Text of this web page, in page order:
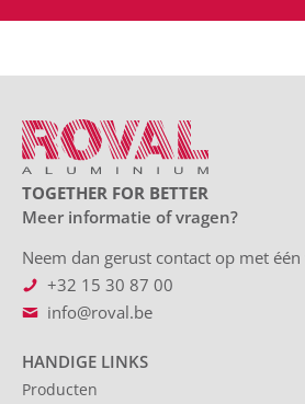
TOGETHER FOR BETTER
Meer informatie of vragen?
Neem dan gerust contact op met
+32 15 30 87 00
info@roval.be
HANDIGE LINKS
Producten